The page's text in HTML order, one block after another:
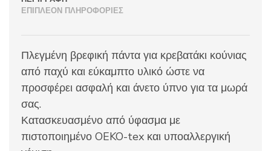
ΕΠΙΠΛΈΟΝ ΠΛΗΡΟΦΟΡΊΕΣ
Πλεγμένη βρεφική πάντα για κρεβατάκι κούνιας
από παχύ και εύκαμπτο υλικό ώστε να
προσφέρει ασφαλή και άνετο ύπνο για τα μωρά
σας.
Κατασκευασμένο από ύφασμα με
πιστοποιημένο OEKO-tex και υποαλλεργική